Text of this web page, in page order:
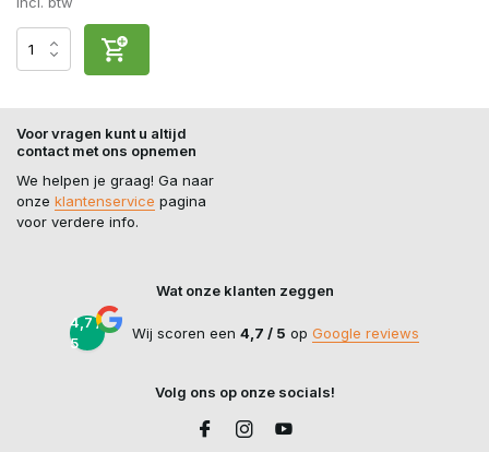
Voor vragen kunt u altijd
contact met ons opnemen
We helpen je graag! Ga naar
onze klantenservice pagina
voor verdere info.
Wat onze klanten zeggen
4,7 /
5
Wij scoren een 4,7 / 5 op Google reviews
Volg ons op onze socials!